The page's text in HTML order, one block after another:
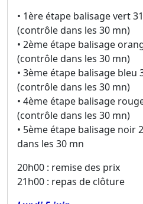
• 1ère étape balisage vert
(contrôle dans les 30 mn)
• 2ème étape balisage
(contrôle dans les 30 mn)
• 3ème étape balisage bleu
(contrôle dans les 30 mn)
• 4ème étape balisage
(contrôle dans les 30 mn)
• 5ème étape balisage noir
dans les 30 mn
20h00 : remise des prix
21h00 : repas de clôture